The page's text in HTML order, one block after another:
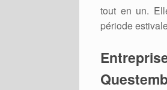
tout en un.
période